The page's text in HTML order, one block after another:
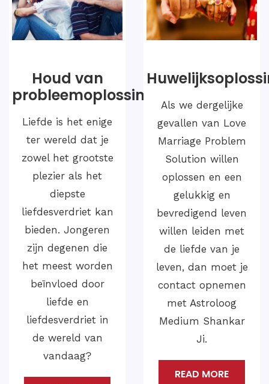
Huwelijksoplossingen
Als we dergelijke
gevallen van Love
Marriage Problem
Solution willen
oplossen en een
gelukkig en
bevredigend leven
willen leiden met
de liefde van je
leven, dan moet je
contact opnemen
met Astroloog
Medium Shankar
Ji.
READ MORE
vijandelijke
Vijandelijke
oplossingen
verwijzen naar
strategieën,
plannen of acties
die worden
toegepast door
vijandige partijen
om hun doelen te
bereiken. Deze
oplossingen
kunnen variëren
afhankelijk van de
vijand en de